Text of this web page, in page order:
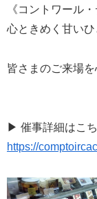
《コントワール
心ときめく甘い
皆さまのご来場を
▶ 催事詳細はこ
https://